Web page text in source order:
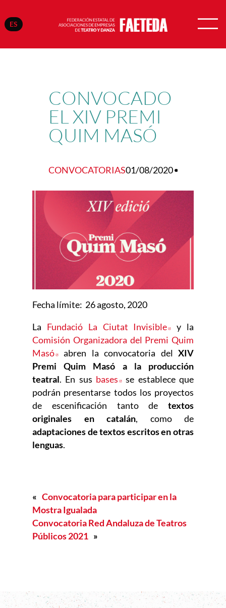
ES
Saltar
CONVOCADO
EL XIV PREMI
QUIM MASÓ
CONVOCATORIAS01/08/2020
Fecha límite: 26 agosto, 2020
La Fundació La Ciutat Invisible Abre en
y la
Comisión Organizadora del Premi Quim
Masó
Abre en nueva ventana
abren la convocatoria del XIV
Premi Quim Masó a la producción
teatral. En sus bases Abre en nueva ventana
se establece que
podrán presentarse todos los proyectos
de escenificación tanto de textos
originales en catalán, como de
adaptaciones de textos escritos en otras
lenguas.
« Convocatoria para participar en la
Mostra Igualada
Convocatoria Red Andaluza de Teatros
Públicos 2021 »